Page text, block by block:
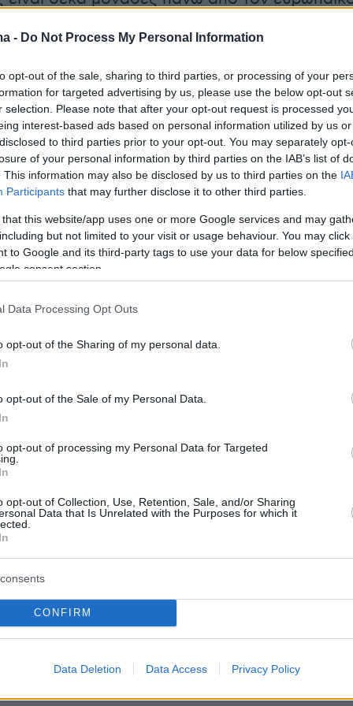
- Do Not Process My Personal Information
opt-out of the sale, sharing to third parties, or processing of your
for targeted advertising by us, please use the below opt-out
selection. Please note that after your opt-out request is processed
interest-based ads based on personal information utilized by us
to third parties prior to your opt-out. You may separately
of your personal information by third parties on the IAB’s list of
This information may also be disclosed by us to third parties on the
Participants that may further disclose it to other third parties.
that this website/app uses one or more Google services and may
but not limited to your visit or usage behaviour. You may
to Google and its third-party tags to use your data for below
consent section.
Data Processing Opt Outs
opt-out of the Sharing of my personal data.
opt-out of the Sale of my Personal Data.
opt-out of processing my Personal Data for Targeted
opt-out of Collection, Use, Retention, Sale, and/or Sharing
Data that Is Unrelated with the Purposes for which it
CONFIRM
Data Deletion Data Access Privacy Policy
έρχονται οι Γάλλοι με ποσοστό 65%
Ισπανοί με 64%, οι Γερμανοί με 61% και
59%.
η γερμανική εφημερίδα «Bild» που
έρευνα, ο θέμα της μετανάστευσης, όπως
κατάσταση στη χώρα.
θεωρούν ότι οι μετανάστες
δουλειές» από τους ντόπιους. Μόνο το 45%
μετανάστευση κάνει καλό στην οικονομία».
είναι αυτοί που νοσταλγούν
το παρελθόν. Για τους νέους κάτω των 25
αγγίζει το 70%.
μεγαλύτεροι νοσταλγοί του παρελθόντος
Τα ποσοστά των δύο φύλων είναι ενδεικτικά:
και 47% για τις γυναίκες.
protothema.gr στο Google Newsκαι μάθετε πρώτοι όλες
Protothema.gr